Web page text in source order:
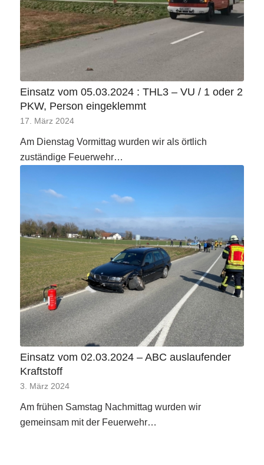
Einsatz vom 05.03.2024 : THL3 – VU / 1 oder 2
PKW, Person eingeklemmt
17. März 2024
Am Dienstag Vormittag wurden wir als örtlich
zuständige Feuerwehr…
Einsatz vom 02.03.2024 – ABC auslaufender
Kraftstoff
3. März 2024
Am frühen Samstag Nachmittag wurden wir
gemeinsam mit der Feuerwehr…